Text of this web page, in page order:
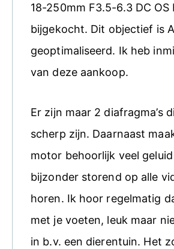
18-250mm F3.5-6.3 DC OS
bijgekocht. Dit objectief is
geoptimaliseerd. Ik heb
van deze aankoop.
Er zijn maar 2 diafragma’s
scherp zijn. Daarnaast
motor behoorlijk veel
bijzonder storend op alle
horen. Ik hoor regelmatig
met je voeten, leuk maar
in b.v. een dierentuin. Het